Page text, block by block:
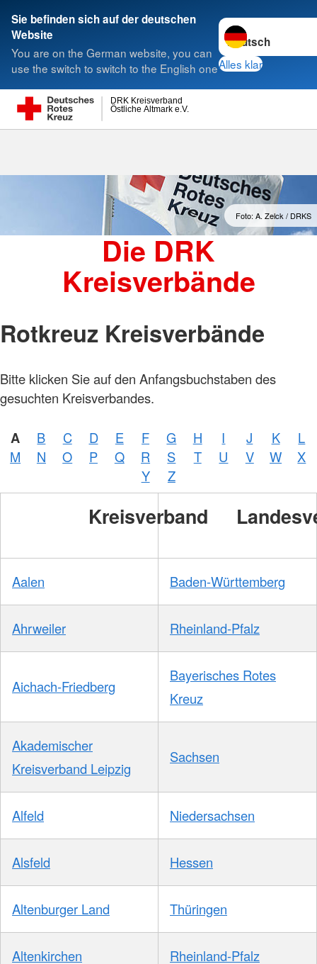
Sie befinden sich auf der deutschen
Website
You are on the German website, you can
use the switch to switch to the English one
Sprache wechseln
Alles klar
Östliche Altmark e.V.
DRK Kreisverband
Suche
Kreisverbände
Foto: A. Zelck / DRKS
Die DRK
Kreisverbände
Rotkreuz Kreisverbände
Bitte klicken Sie auf den Anfangsbuchstaben des
gesuchten Kreisverbandes.
A B C D E F G H I J K
L
M
N O P Q R S T U V W
X
Y
Z
Kreisverband
Aalen Baden-Württemberg
Ahrweiler Rheinland-Pfalz
Aichach-Friedberg
Bayerisches Rotes
Kreuz
Akademischer
Kreisverband Leipzig
Sachsen
Alfeld Niedersachsen
Alsfeld Hessen
Altenburger Land Thüringen
Altenkirchen Rheinland-Pfalz